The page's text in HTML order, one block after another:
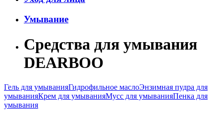
Умывание
Средства для умывания
DEARBOO
Гель для умыванияГидрофильное маслоЭнзимная пудра для
умыванияКрем для умыванияМусс для умыванияПенка для
умывания